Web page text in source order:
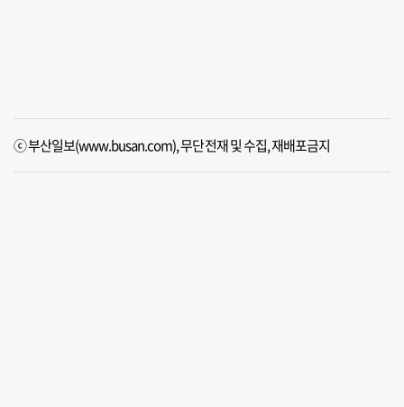
ⓒ 부산일보(www.busan.com), 무단전재 및 수집, 재배포금지